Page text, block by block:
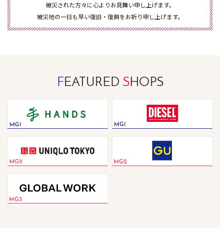
被災された方々に心よりお見舞い申し上げます。
被災地の一日も早い復旧・復興をお祈り申し上げます。
FEATURED SHOPS